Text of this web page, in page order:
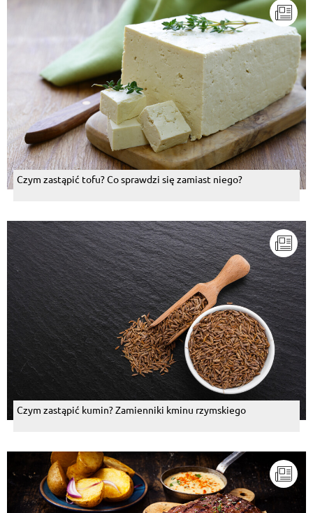
Czym zastąpić tofu? Co sprawdzi się zamiast niego?
Czym zastąpić kumin? Zamienniki kminu rzymskiego